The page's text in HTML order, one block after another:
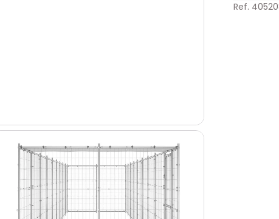
Ref.